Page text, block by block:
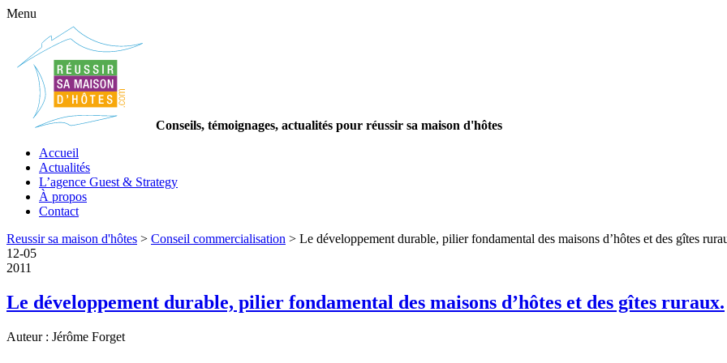
Menu
Conseils, témoignages, actualités pour réussir sa maison d'hôtes
Accueil
Actualités
L’agence Guest & Strategy
À propos
Contact
Reussir sa maison d'hôtes > Conseil commercialisation > Le développement durable, pilier fondamental des maisons d’hôtes et des gîtes
12-05
2011
Le développement durable, pilier fondamental des maisons d’hôtes et des gîtes ruraux.
Auteur : Jérôme Forget